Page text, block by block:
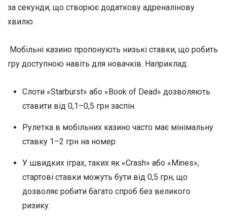
за секунди, що створює додаткову адреналінову
хвилю.
Мобільні казино пропонують низькі ставки, що робить
гру доступною навіть для новачків. Наприклад:
Слоти «Starburst» або «Book of Dead» дозволяють
ставити від 0,1–0,5 грн заспін.
Рулетка в мобільних казино часто має мінімальну
ставку 1–2 грн на номер.
У швидких іграх, таких як «Crash» або «Mines»,
стартові ставки можуть бути від 0,5 грн, що
дозволяє робити багато спроб без великого
ризику.